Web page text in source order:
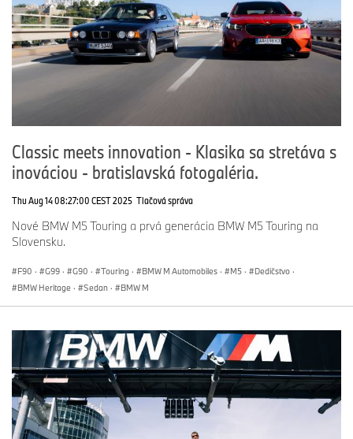
Classic meets innovation - Klasika sa stretáva s
inováciou - bratislavská fotogaléria.
Thu Aug 14 08:27:00 CEST 2025 Tlačová správa
Nové BMW M5 Touring a prvá generácia BMW M5 Touring na
Slovensku.
F90 · G99 · G90 · Touring · BMW M Automobiles · M5 · Dedičstvo ·
BMW Heritage · Sedan · BMW M